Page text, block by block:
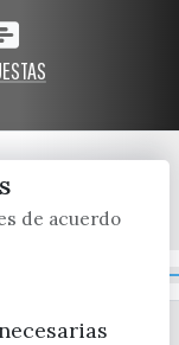
instagram
de acuerdo